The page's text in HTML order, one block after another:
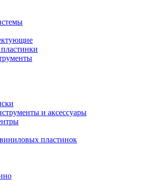
и аксессуары
пластинок